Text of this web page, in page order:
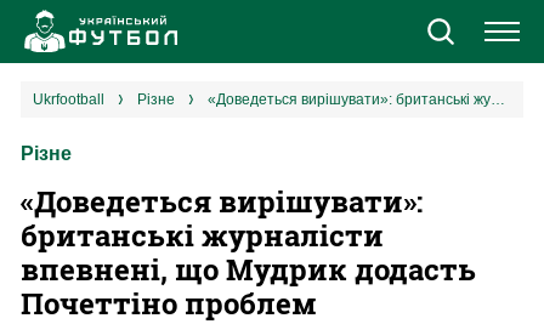
Новини
Єврокубки
УПЛ
ukrfootball різне «Доведеться вирішувати»: британські журналісти впевнені, що Мудрик додасть Почеттіно проблем
Різне
«Доведеться вирішувати»:
британські журналісти
впевнені, що Мудрик додасть
Почеттіно проблем